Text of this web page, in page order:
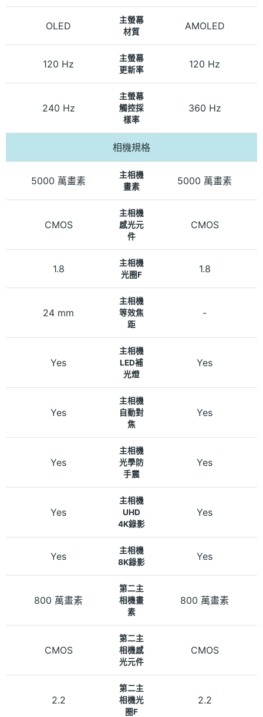
OLED
主螢幕
材質
AMOLED
120 Hz
主螢幕
更新率
120 Hz
240 Hz
主螢幕
觸控採
樣率
360 Hz
相機規格
5000 萬畫素
主相機
畫素
5000 萬畫素
CMOS
主相機
感光元
件
CMOS
1.8
主相機
光圈F
1.8
24 mm
主相機
等效焦
距
-
Yes
主相機
LED補
光燈
Yes
Yes
主相機
自動對
焦
Yes
Yes
主相機
光學防
手震
Yes
Yes
主相機
UHD
4K錄影
Yes
Yes
主相機
8K錄影
Yes
800 萬畫素
第二主
相機畫
素
800 萬畫素
CMOS
第二主
相機感
光元件
CMOS
2.2
第二主
相機光
圈F
2.2